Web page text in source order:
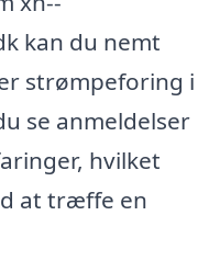
kan du nemt
strømpeforing i
se anmeldelser
hvilket
at træffe en